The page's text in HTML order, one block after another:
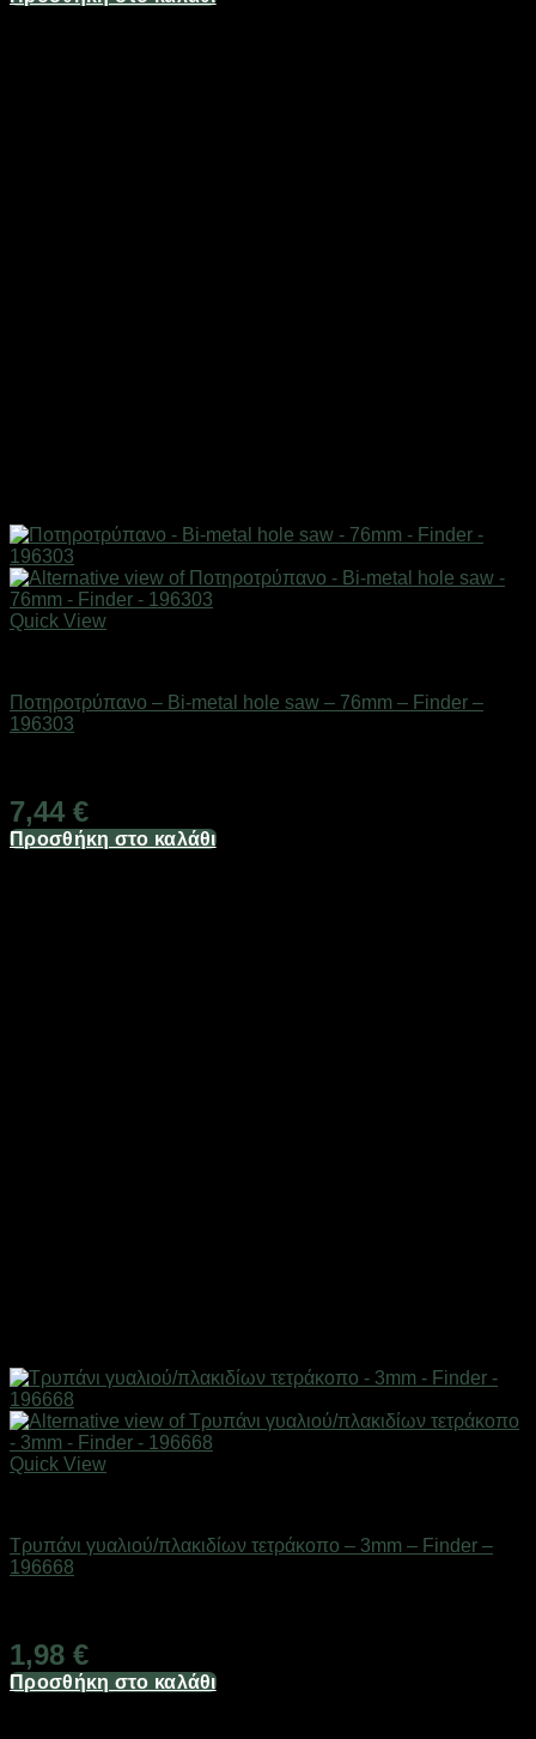
Quick View
Ποτηροτρύπανο – Bi-metal hole saw – 76mm – Finder –
196303
7,44 €
Προσθήκη στο καλάθι
Quick View
Τρυπάνι γυαλιού/πλακιδίων τετράκοπο – 3mm – Finder –
196668
1,98 €
Προσθήκη στο καλάθι